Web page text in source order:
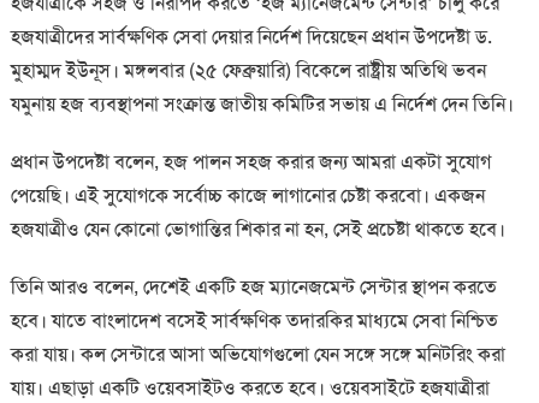
হজযাত্রীদের সার্বক্ষণিক সেবা দেয়ার নির্দেশ দিয়েছেন প্রধান উপদেষ্টা ড.
মুহাম্মদ ইউনূস। মঙ্গলবার (২৫ ফেব্রুয়ারি) বিকেলে রাষ্ট্রীয় অতিথি ভবন
যমুনায় হজ ব্যবস্থাপনা সংক্রান্ত জাতীয় কমিটির সভায় এ নির্দেশ দেন তিনি।
প্রধান উপদেষ্টা বলেন, হজ পালন সহজ করার জন্য আমরা একটা সুযোগ
পেয়েছি। এই সুযোগকে সর্বোচ্চ কাজে লাগানোর চেষ্টা করবো। একজন
হজযাত্রীও যেন কোনো ভোগান্তির শিকার না হন, সেই প্রচেষ্টা থাকতে হবে।
তিনি আরও বলেন, দেশেই একটি হজ ম্যানেজমেন্ট সেন্টার স্থাপন করতে
হবে। যাতে বাংলাদেশ বসেই সার্বক্ষণিক তদারকির মাধ্যমে সেবা নিশ্চিত
করা যায়। কল সেন্টারে আসা অভিযোগগুলো যেন সঙ্গে সঙ্গে মনিটরিং করা
যায়। এছাড়া একটি ওয়েবসাইটও করতে হবে। ওয়েবসাইটে হজযাত্রীরা